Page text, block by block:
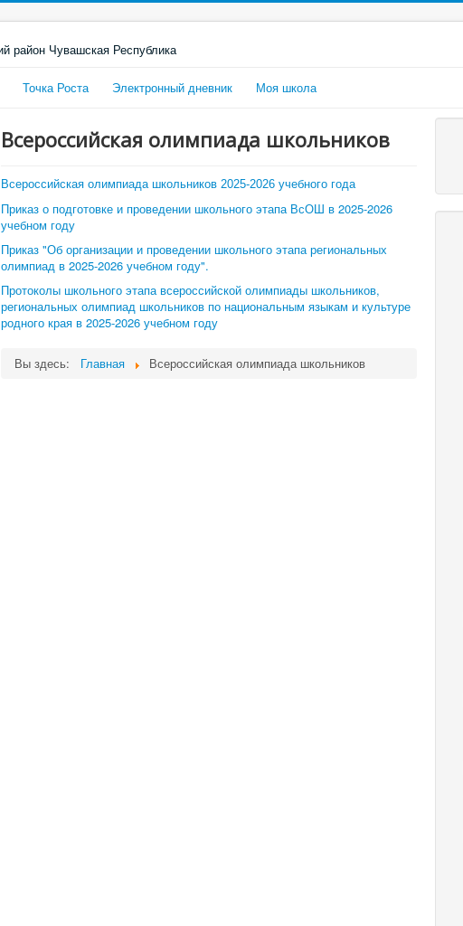
Точка Роста Электронный дневник Моя школа
Всероссийская олимпиада школьников
Всероссийская олимпиада школьников 2025-2026 учебного года
Приказ о подготовке и проведении школьного этапа ВсОШ в 2025-2026
учебном году
Приказ "Об организации и проведении школьного этапа региональных
олимпиад в 2025-2026 учебном году".
Протоколы школьного этапа всероссийской олимпиады школьников,
региональных олимпиад школьников по национальным языкам и культуре
родного края в 2025-2026 учебном году
Вы здесь: Главная Всероссийская олимпиада школьников